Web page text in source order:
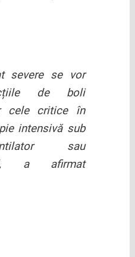
severe se vor
de boli
cele critice în
intensivă sub
sau
a afirmat